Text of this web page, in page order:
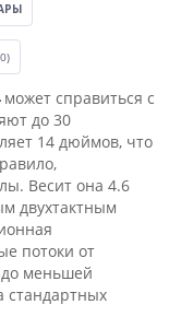
может справиться с
до 30
14 дюймов, что
Весит она 4.6
двухтактным
потоки от
меньшей
стандартных